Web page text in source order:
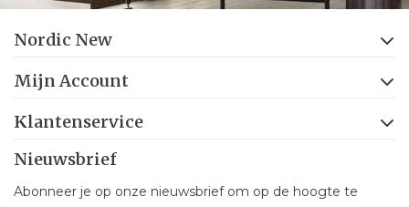
Nordic New
Mijn Account
Klantenservice
Nieuwsbrief
Abonneer je op onze nieuwsbrief om op de hoogte te